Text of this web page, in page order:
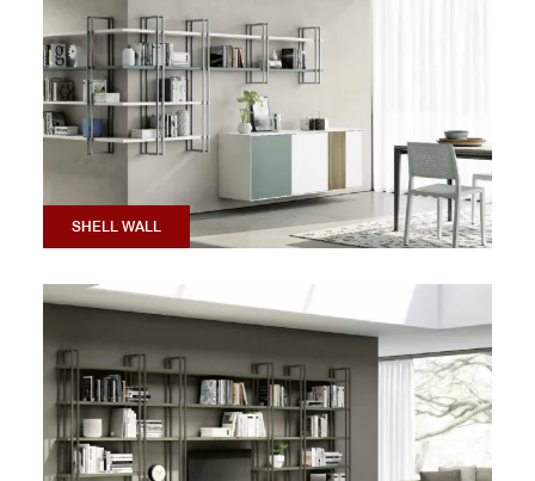
SHELL WALL